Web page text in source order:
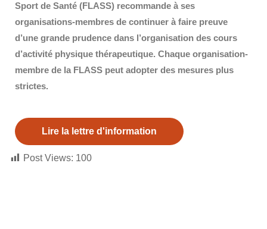
Sport de Santé (FLASS) recommande à ses
organisations-membres de continuer à faire preuve
d’une grande prudence dans l’organisation des cours
d’activité physique thérapeutique. Chaque organisation-
membre de la FLASS peut adopter des mesures plus
strictes.
Lire la lettre d'information
Post Views: 100